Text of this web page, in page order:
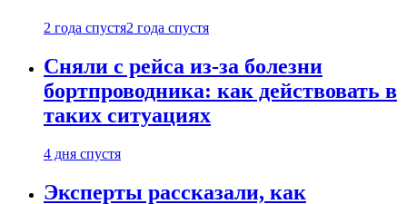
2 года спустя2 года спустя
Сняли с рейса из-за болезни
бортпроводника: как действовать в
таких ситуациях
4 дня спустя
Эксперты рассказали, как